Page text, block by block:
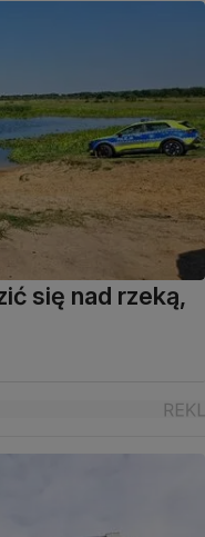
się nad rzeką,